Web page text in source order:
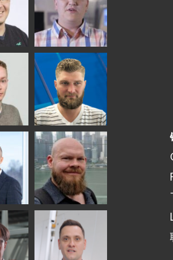
Taneli Ylinen
HEAT TREATMENT
SOLUTIONS -
GLASTON
Kimmo
Kuusela
GLASTON
Pekka
Lyytikainen